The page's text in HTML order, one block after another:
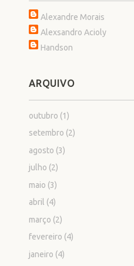
Alexandre Morais
Alexsandro Acioly
Handson
ARQUIVO
outubro (1)
setembro (2)
agosto (3)
julho (2)
maio (3)
abril (4)
março (2)
fevereiro (4)
janeiro (4)